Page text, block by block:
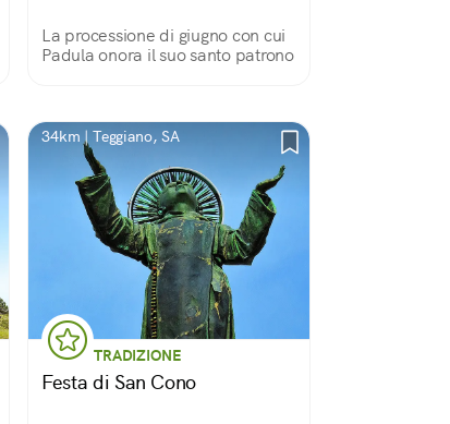
La processione di giugno con cui
Padula onora il suo santo patrono
34km | Teggiano, SA
TRADIZIONE
Festa di San Cono